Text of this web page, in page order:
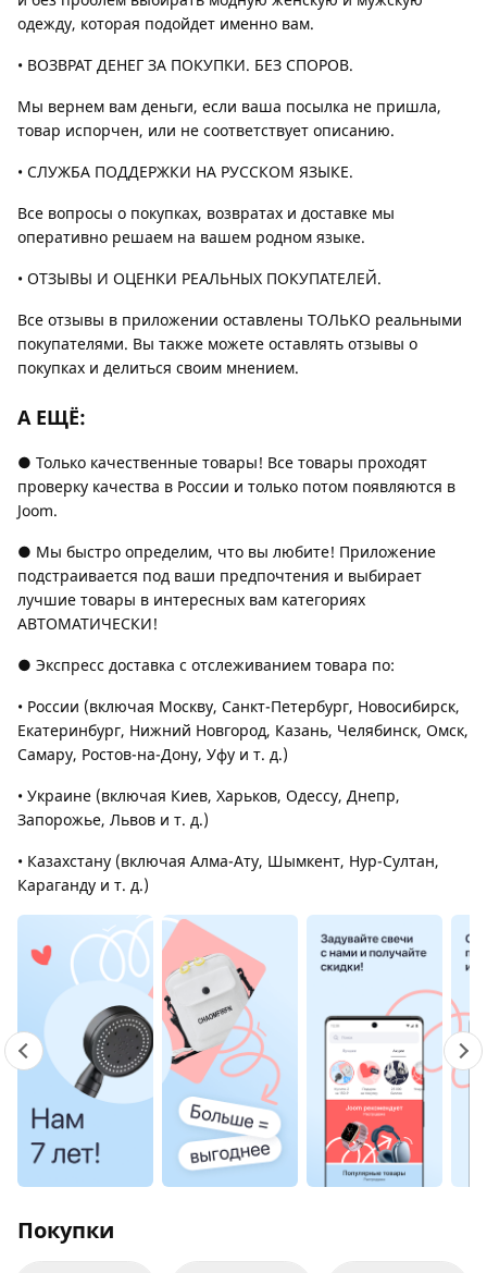
одежду, которая подойдет именно вам.
• ВОЗВРАТ ДЕНЕГ ЗА ПОКУПКИ. БЕЗ СПОРОВ.
Мы вернем вам деньги, если ваша посылка не пришла,
товар испорчен, или не соответствует описанию.
• СЛУЖБА ПОДДЕРЖКИ НА РУССКОМ ЯЗЫКЕ.
Все вопросы о покупках, возвратах и доставке мы
оперативно решаем на вашем родном языке.
• ОТЗЫВЫ И ОЦЕНКИ РЕАЛЬНЫХ ПОКУПАТЕЛЕЙ.
Все отзывы в приложении оставлены ТОЛЬКО реальными
покупателями. Вы также можете оставлять отзывы о
покупках и делиться своим мнением.
А ЕЩЁ:
● Только качественные товары! Все товары проходят
проверку качества в России и только потом появляются в
Joom.
● Мы быстро определим, что вы любите! Приложение
подстраивается под ваши предпочтения и выбирает
лучшие товары в интересных вам категориях
АВТОМАТИЧЕСКИ!
● Экспресс доставка с отслеживанием товара по:
• России (включая Москву, Санкт-Петербург, Новосибирск,
Екатеринбург, Нижний Новгород, Казань, Челябинск, Омск,
Самару, Ростов-на-Дону, Уфу и т. д.)
• Украине (включая Киев, Харьков, Одессу, Днепр,
Запорожье, Львов и т. д.)
• Казахстану (включая Алма-Ату, Шымкент, Нур-Султан,
Караганду и т. д.)
Покупки